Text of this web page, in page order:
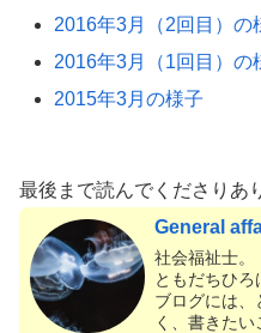
2016年3月（2回目）の
2016年3月（1回目）の
2015年3月の様子
最後まで読んでくださりあ
General
社会福祉士。
ともだちひろ
ブログには、
く、書きたい